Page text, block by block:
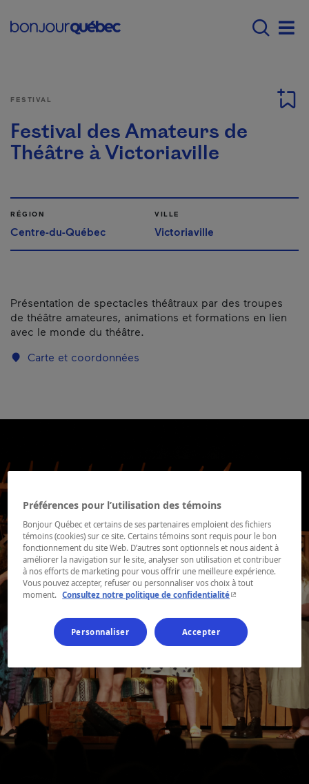
Main navigation -
FESTIVAL
Festival des Amateurs de
Théâtre à Victoriaville
RÉGION
Centre-du-Québec
VILLE
Victoriaville
Présentation de spectacles théâtraux par des troupes
de théâtre amateures, animations et formations en lien
avec le monde du théâtre.
Carte et coordonnées
Préférences pour l’utilisation des témoins
Bonjour Québec et certains de ses partenaires emploient des fichiers
témoins (cookies) sur ce site. Certains témoins sont requis pour le bon
fonctionnement du site Web. D’autres sont optionnels et nous aident à
améliorer la navigation sur le site, analyser son utilisation et contribuer
à nos efforts de marketing pour vous offrir une meilleure expérience.
Vous pouvez accepter, refuser ou personnaliser vos choix à tout
moment.
Consultez notre politique de confidentialité- Cet hyperlien
Personnaliser Accepter